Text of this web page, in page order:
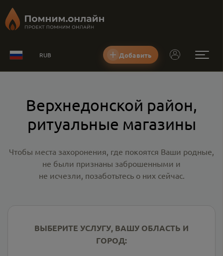
RUB Добавить
Верхнедонской район,
ритуальные магазины
Чтобы места захоронения, где покоятся Ваши родные,
не были признаны заброшенными и
не исчезли, позаботьтесь о них сейчас.
ВЫБЕРИТЕ УСЛУГУ, ВАШУ ОБЛАСТЬ И
ГОРОД: